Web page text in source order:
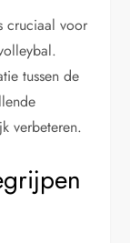
cruciaal voor
tussen de
verbeteren.